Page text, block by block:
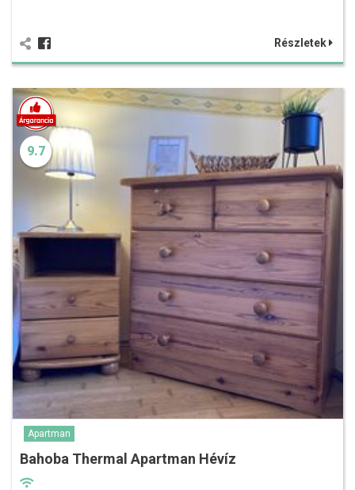
Részletek
9.7
Apartman
Bahoba Thermal Apartman Hévíz